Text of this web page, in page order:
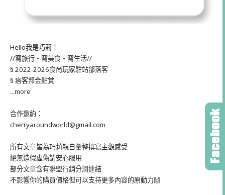
Hello我是巧莉！
//寫旅行・寫美食・寫生活//
§ 2022-2026食尚玩家駐站部落客
§ 痞客邦金點賞
...more
合作邀約：
cherryaroundworld@gmail.com
所有文章皆為巧莉親自彙整撰寫主觀感受
絕無造假虛偽請安心服用
部分文章含有聯盟行銷分潤連結
不影響你的購買價格但可以支持更多內容的原動力🙌